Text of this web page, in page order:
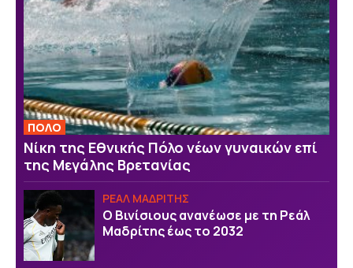
ΠΟΛΟ
Νίκη της Εθνικής Πόλο νέων γυναικών επί
της Μεγάλης Βρετανίας
ΡΕΑΛ ΜΑΔΡΙΤΗΣ
Ο Βινίσιους ανανέωσε με τη Ρεάλ
Μαδρίτης έως το 2032